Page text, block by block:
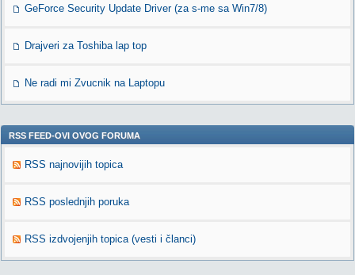
GeForce Security Update Driver (za s-me sa Win7/8)
Drajveri za Toshiba lap top
Ne radi mi Zvucnik na Laptopu
RSS FEED-OVI OVOG FORUMA
RSS najnovijih topica
RSS poslednjih poruka
RSS izdvojenjih topica (vesti i članci)